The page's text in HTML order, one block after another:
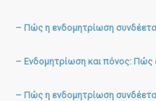
– Πώς η ενδομητρίωση
– Ενδομητρίωση και πόνος: Πώς
– Πώς η ενδομητρίωση